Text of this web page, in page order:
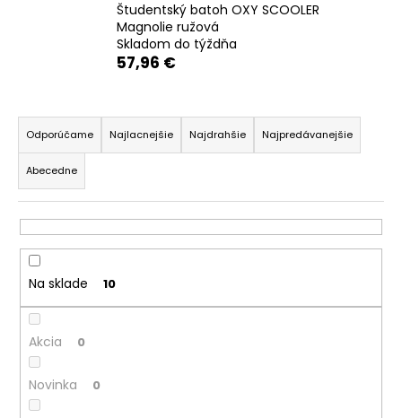
Študentský batoh OXY SCOOLER
Magnolie ružová
Skladom do týždňa
57,96 €
R
a
d
e
n
i
e
p
r
o
d
u
k
Odporúčame Najlacnejšie Najdrahšie Najpredávanejšie
Abecedne
Na sklade 10
Akcia 0
Novinka 0
HĽADAŤ
O
d
p
o
ú
a
m